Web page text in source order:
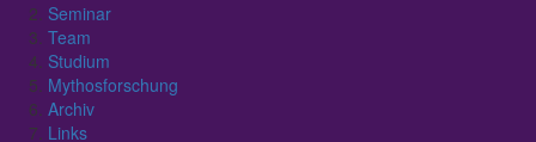
Seminar
Team
Studium
Mythosforschung
Archiv
Links